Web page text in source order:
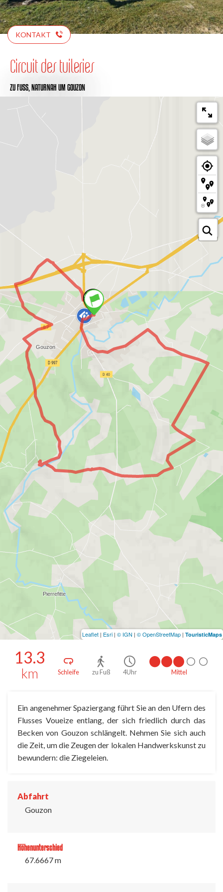
KONTAKT
Circuit des tuileries
ZU FUSS, NATURNAH UM GOUZON
13.3
km Schleife zu Fuß 4Uhr Mittel
Ein angenehmer Spaziergang führt Sie an den Ufern des
Flusses Voueize entlang, der sich friedlich durch das
Becken von Gouzon schlängelt. Nehmen Sie sich auch
die Zeit, um die Zeugen der lokalen Handwerkskunst zu
bewundern: die Ziegeleien.
Abfahrt
Gouzon
Höhenunterschied
67.6667 m
Leaflet | Esri | © IGN | © OpenStreetMap | TouristicMaps